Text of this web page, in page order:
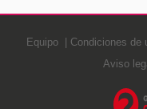
Equipo Condiciones de
Aviso